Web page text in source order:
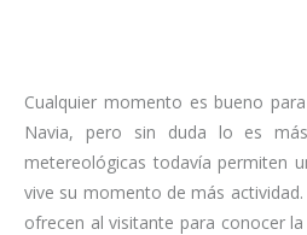
Cualquier momento es bueno
Navia, pero sin duda lo es
metereológicas todavía permiten
vive su momento de más
ofrecen al visitante para conocer